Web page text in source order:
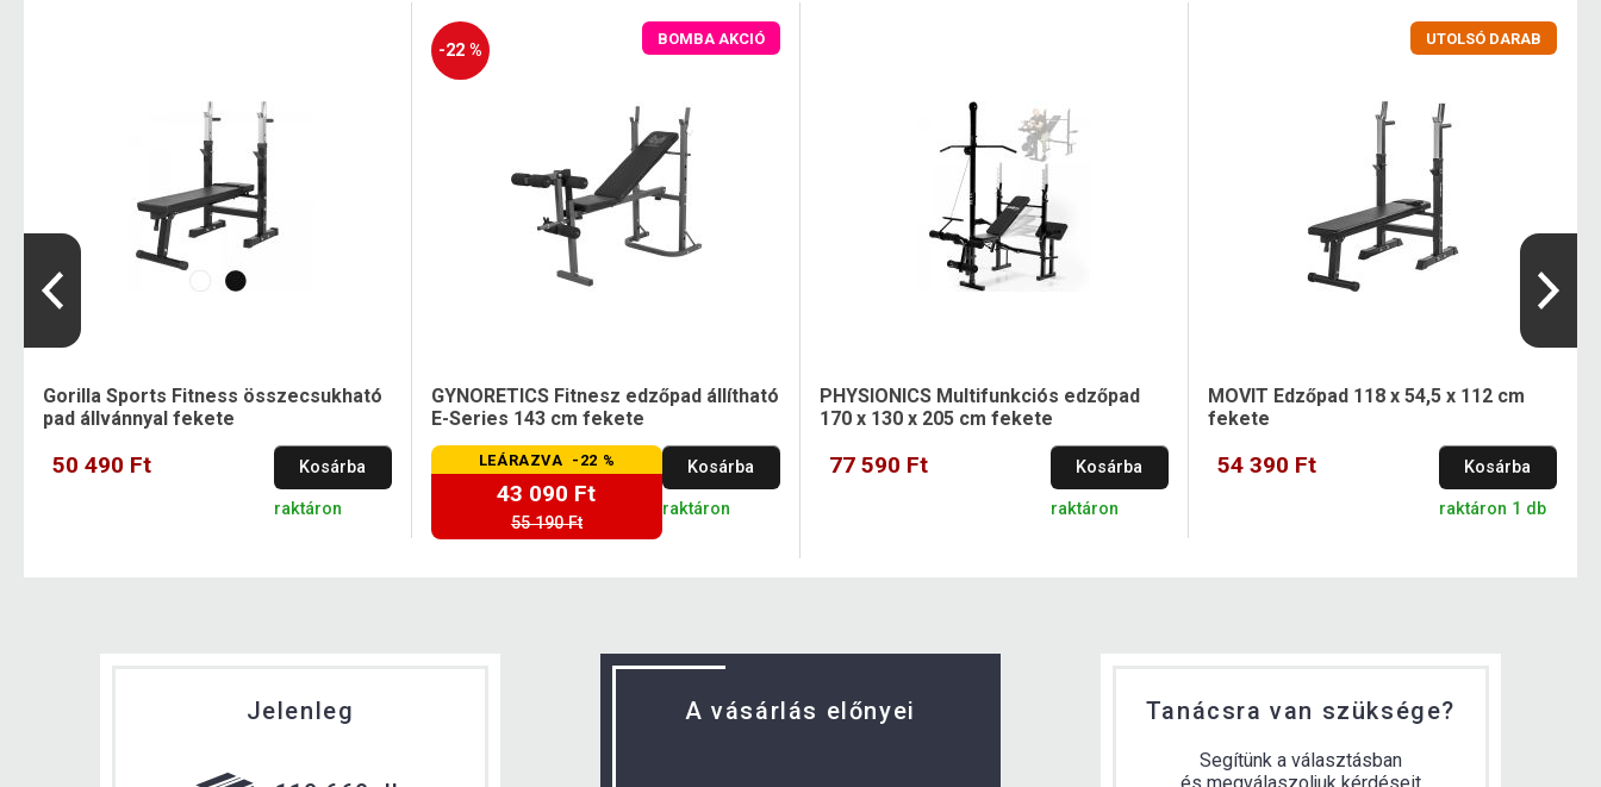
Gorilla Sports Fitness összecsukható
pad állvánnyal fekete
50 490 Ft Kosárba
raktáron
-22 %
BOMBA AKCIÓ
GYNORETICS Fitnesz edzőpad állítható
E-Series 143 cm fekete
LEÁRAZVA -22 %
43 090 Ft
55 190 Ft
Kosárba
raktáron
PHYSIONICS Multifunkciós edzőpad
170 x 130 x 205 cm fekete
77 590 Ft Kosárba
raktáron
UTOLSÓ DARAB
MOVIT Edzőpad 118 x 54,5 x 112 cm
fekete
54 390 Ft Kosárba
raktáron 1 db
Jelenleg A vásárlás előnyei Tanácsra van szüksége?
Segítünk a választásban